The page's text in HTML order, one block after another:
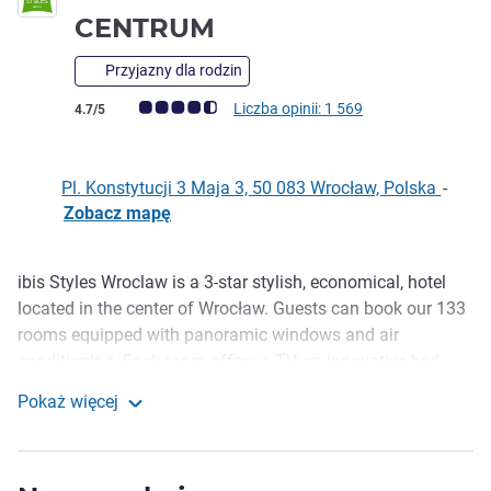
CENTRUM
Przyjazny dla rodzin
Ocena klientów (Ocena ALL)
4.7/5 Liczba opinii: 1 569
Pl. Konstytucji 3 Maja 3, 50 083 Wrocław, Polska -
Zobacz mapę
Opis
ibis Styles Wroclaw is a 3-star stylish, economical, hotel
located in the center of Wrocław. Guests can book our 133
rooms equipped with panoramic windows and air
ibis Styles in Wroclaw is also a modern conference centre
Pokaż więcej